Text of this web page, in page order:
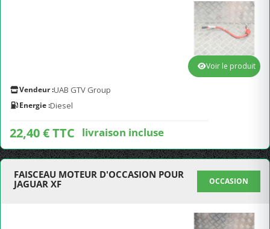
Vendeur :UAB GTV Group
Energie :Diesel
22,40 € TTC livraison incluse
Voir le produit
FAISCEAU MOTEUR D'OCCASION POUR
JAGUAR XF
OCCASION